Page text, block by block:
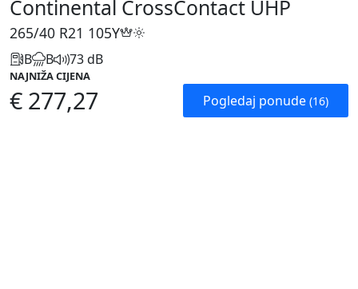
Continental CrossContact UHP
265/40 R21 105Y
B B 73 dB
NAJNIŽA CIJENA
€ 277,27 Pogledaj ponude (16)